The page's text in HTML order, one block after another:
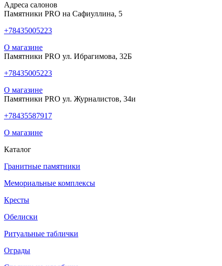
Адреса салонов
Памятники PRO на Сафиуллина, 5
+78435005223
О магазине
Памятники PRO ул. Ибрагимова, 32Б
+78435005223
О магазине
Памятники PRO ул. Журналистов, 34и
+78435587917
О магазине
Каталог
Гранитные памятники
Мемориальные комплексы
Кресты
Обелиски
Ритуальные таблички
Ограды